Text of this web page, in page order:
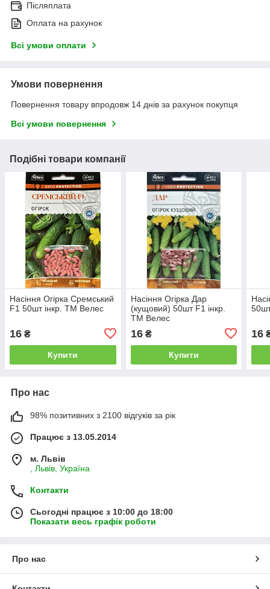
Післяплата
Оплата на рахунок
Всі умови оплати
Умови повернення
Повернення товару впродовж 14 днів за рахунок покупця
Всі умови повернення
Подібні товари компанії
Насіння Огірка Сремський
F1 50шт інкр. ТМ Велес
16 ₴
Купити
Насіння Огірка Дар
(кущовий) 50шт F1 інкр.
ТМ Велес
16₴
Купити
16
Про нас
98% позитивних з 2100 відгуків за рік
Працює з 13.05.2014
м. Львів
, Львів, Україна
Контакти
Сьогодні працює з 10:00 до 18:00
Показати весь графік роботи
Про нас